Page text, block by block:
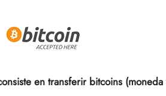
en transferir bitcoins